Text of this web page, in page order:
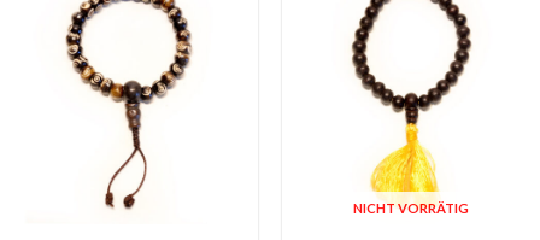
NICHT VORRÄTIG